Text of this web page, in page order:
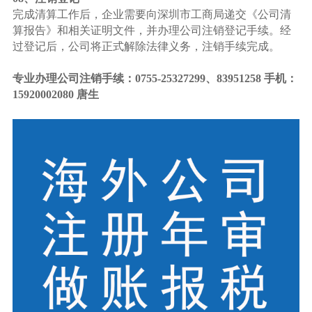
完成清算工作后，企业需要向深圳市工商局递交《公司清
算报告》和相关证明文件，并办理公司注销登记手续。经
过登记后，公司将正式解除法律义务，注销手续完成。
专业办理公司注销手续：0755-25327299、83951258 手机：
15920002080 唐生